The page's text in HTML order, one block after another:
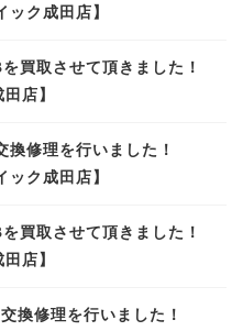
ク成田店】
買取させて頂きました！
店】
修理を行いました！
ク成田店】
買取させて頂きました！
店】
換修理を行いました！